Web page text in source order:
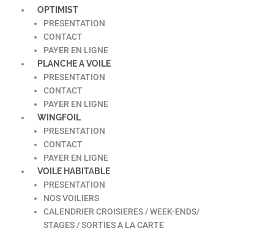
OPTIMIST
PRESENTATION
CONTACT
PAYER EN LIGNE
PLANCHE A VOILE
PRESENTATION
CONTACT
PAYER EN LIGNE
WINGFOIL
PRESENTATION
CONTACT
PAYER EN LIGNE
VOILE HABITABLE
PRESENTATION
NOS VOILIERS
CALENDRIER CROISIERES / WEEK-ENDS/
STAGES / SORTIES A LA CARTE